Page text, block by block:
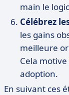
main le
Célébrez
les gains
meilleure
Cela
adoption.
En suivant ces